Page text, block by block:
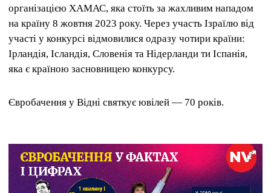
організацією ХАМАС, яка стоїть за жахливим нападом
на країну 8 жовтня 2023 року. Через участь Ізраїлю від
участі у конкурсі відмовилися одразу чотири країни:
Ірландія, Ісландія, Словенія та Нідерланди ти Іспанія,
яка є країною засновницею конкурсу.
Євробачення у Відні святкує ювілей — 70 років.